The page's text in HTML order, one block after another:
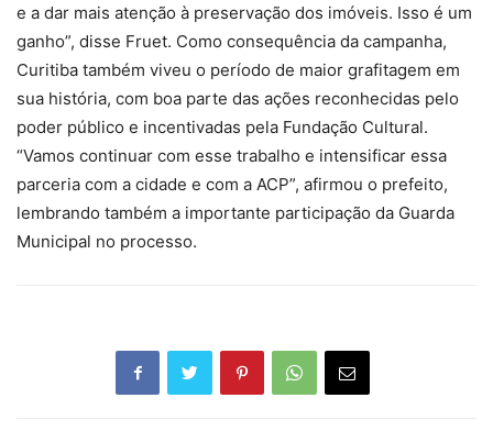
e a dar mais atenção à preservação dos imóveis. Isso é um
ganho”, disse Fruet. Como consequência da campanha,
Curitiba também viveu o período de maior grafitagem em
sua história, com boa parte das ações reconhecidas pelo
poder público e incentivadas pela Fundação Cultural.
“Vamos continuar com esse trabalho e intensificar essa
parceria com a cidade e com a ACP”, afirmou o prefeito,
lembrando também a importante participação da Guarda
Municipal no processo.